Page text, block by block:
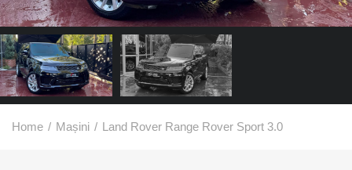
Home / Mașini / Land Rover Range Rover Sport 3.0